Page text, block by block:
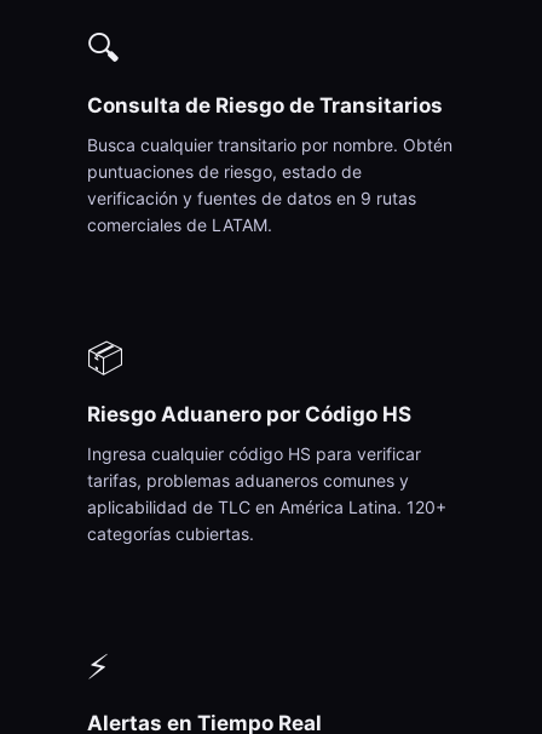
🔍
Consulta de Riesgo de Transitarios
Busca cualquier transitario por nombre. Obtén
puntuaciones de riesgo, estado de
verificación y fuentes de datos en 9 rutas
comerciales de LATAM.
📦
Riesgo Aduanero por Código HS
Ingresa cualquier código HS para verificar
tarifas, problemas aduaneros comunes y
aplicabilidad de TLC en América Latina. 120+
categorías cubiertas.
⚡
Alertas en Tiempo Real